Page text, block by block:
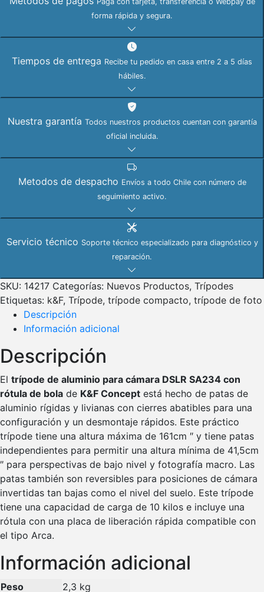
forma rápida y segura.
Tiempos de entrega Recibe tu pedido en casa entre 2 a 5 días
hábiles.
Nuestra garantía Todos nuestros productos cuentan con garantía
oficial incluida.
Metodos de despacho Envíos a todo Chile con número de
seguimiento activo.
Servicio técnico Soporte técnico especializado para diagnóstico y
reparación.
SKU: 14217 Categorías: Nuevos Productos, Trípodes
Etiquetas: k&F, Trípode, trípode compacto, trípode de foto
Descripción
Información adicional
Descripción
El trípode de aluminio para cámara DSLR SA234 con
rótula de bola de K&F Concept está hecho de patas de
aluminio rígidas y livianas con cierres abatibles para una
configuración y un desmontaje rápidos. Este práctico
trípode tiene una altura máxima de 161cm ″ y tiene patas
independientes para permitir una altura mínima de 41,5cm
″ para perspectivas de bajo nivel y fotografía macro. Las
patas también son reversibles para posiciones de cámara
invertidas tan bajas como el nivel del suelo. Este trípode
tiene una capacidad de carga de 10 kilos e incluye una
rótula con una placa de liberación rápida compatible con
el tipo Arca.
Información adicional
Peso 2,3 kg